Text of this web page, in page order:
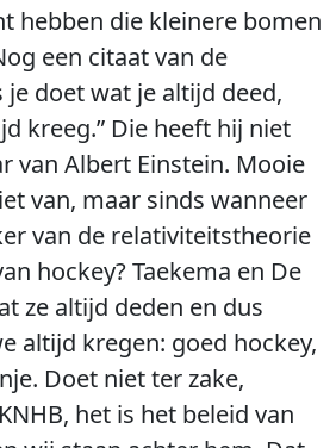
hebben die kleinere bomen
een citaat van de
je doet wat je altijd deed,
kreeg.” Die heeft hij niet
van Albert Einstein. Mooie
van, maar sinds wanneer
van de relativiteitstheorie
hockey? Taekema en De
ze altijd deden en dus
altijd kregen: goed hockey,
Doet niet ter zake,
het is het beleid van